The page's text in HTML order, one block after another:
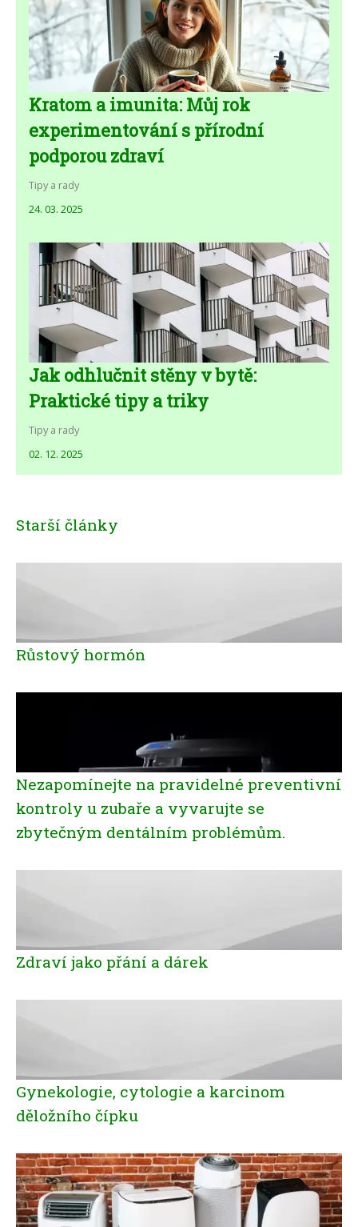
Kratom a imunita: Můj rok
experimentování s přírodní
podporou zdraví
Tipy a rady
24. 03. 2025
Jak odhlučnit stěny v bytě:
Praktické tipy a triky
Tipy a rady
02. 12. 2025
Starší články
Růstový hormón
Nezapomínejte na pravidelné preventivní
kontroly u zubaře a vyvarujte se
zbytečným dentálním problémům.
Zdraví jako přání a dárek
Gynekologie, cytologie a karcinom
děložního čípku